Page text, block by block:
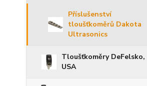
Příslušenství
tloušťkoměrů Dakota
Ultrasonics
Tloušťkoměry DeFelsko,
USA